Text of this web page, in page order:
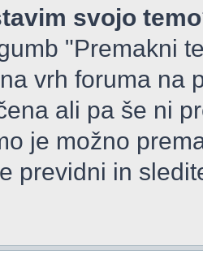
svojo
"Premakni
vrh foruma na
ali pa še ni
je možno
previdni in